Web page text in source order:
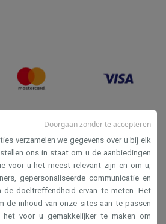
Privacy
Disclaimer
verzamelen we gegevens over u bij elk
ons in staat om u de aanbiedingen
voor u het meest relevant zijn en om u,
gepersonaliseerde communicatie en
de doeltreffendheid ervan te meten. Het
de inhoud van onze sites aan te passen
het voor u gemakkelijker te maken om
Doorgaan zonder te accepteren